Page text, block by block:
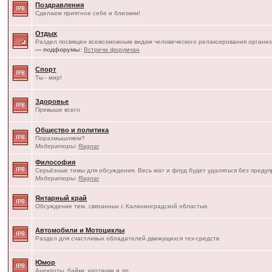
Поздравления
Сделаем приятное себе и близким!
Отдых
Раздел посвящен всевозможным видам человеческого релаксирования
— подфорумы: Встречи форумчан
Спорт
Ты - мир!
Здоровье
Превыше всего
Общество и политика
Поразмышляем?
Модераторы:Ragnar
Философия
Серьёзные темы для обсуждения. Весь мат и флуд будет удаляться без
Модераторы:Ragnar
Янтарный край
Обсуждение тем, связанных с Калининградской областью
Автомобили и Мотоциклы
Раздел для счастливых обладателей движущихся тех-средств
Юмор
Анекдоты, байки, картинки и др.